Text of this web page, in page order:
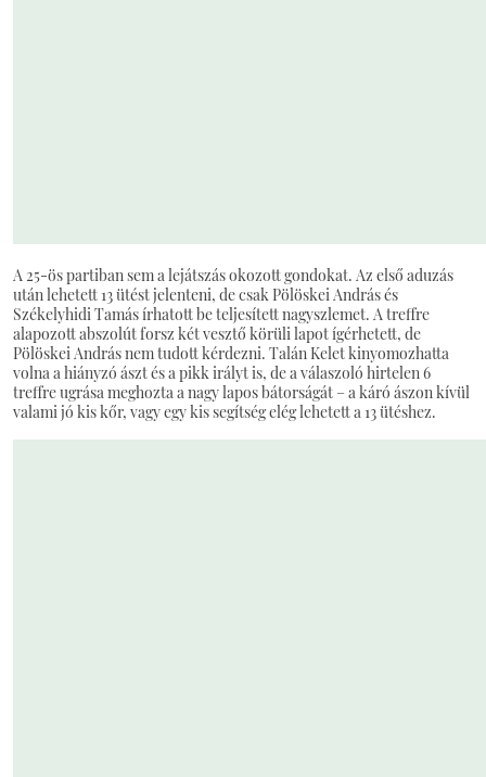
A 25-ös partiban sem a lejátszás okozott gondokat. Az első aduzás
után lehetett 13 ütést jelenteni, de csak Pölöskei András és
Székelyhidi Tamás írhatott be teljesített nagyszlemet. A treffre
alapozott abszolút forsz két vesztő körüli lapot ígérhetett, de
Pölöskei András nem tudott kérdezni. Talán Kelet kinyomozhatta
volna a hiányzó ászt és a pikk irályt is, de a válaszoló hirtelen 6
treffre ugrása meghozta a nagy lapos bátorságát – a káró ászon kívül
valami jó kis kőr, vagy egy kis segítség elég lehetett a 13 ütéshez.